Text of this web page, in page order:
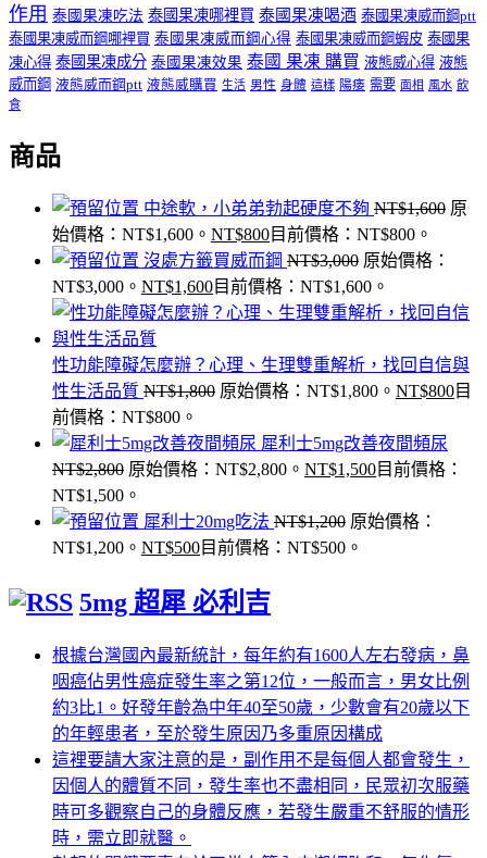
作用 泰國果凍吃法 泰國果凍哪裡買 泰國果凍喝酒 泰國果凍威而鋼ptt
泰國果凍威而鋼哪裡買 泰國果凍威而鋼心得 泰國果凍威而鋼蝦皮 泰國果
凍心得 泰國果凍成分 泰國果凍效果 泰國 果凍 購買 液態威心得 液態
威而鋼 液態威而鋼ptt 液態威購買 生活 男性 身體 這樣 陽痿 需要 面相 風水 飲
食
商品
中途軟，小弟弟勃起硬度不夠 NT$1,600 原
始價格：NT$1,600。 NT$800目前價格：NT$800。
沒處方籤買威而鋼 NT$3,000 原始價格：
NT$3,000。 NT$1,600目前價格：NT$1,600。
性功能障礙怎麼辦？心理、生理雙重解析，找回自信與
性生活品質 NT$1,800 原始價格：NT$1,800。 NT$800目
前價格：NT$800。
犀利士5mg改善夜間頻尿
NT$2,800 原始價格：NT$2,800。 NT$1,500目前價格：
NT$1,500。
犀利士20mg吃法 NT$1,200 原始價格：
NT$1,200。 NT$500目前價格：NT$500。
5mg 超犀 必利吉
根據台灣國內最新統計，每年約有1600人左右發病，鼻
咽癌佔男性癌症發生率之第12位，一般而言，男女比例
約3比1。好發年齡為中年40至50歲，少數會有20歲以下
的年輕患者，至於發生原因乃多重原因構成
這裡要請大家注意的是，副作用不是每個人都會發生，
因個人的體質不同，發生率也不盡相同，民眾初次服藥
時可多觀察自己的身體反應，若發生嚴重不舒服的情形
時，需立即就醫。